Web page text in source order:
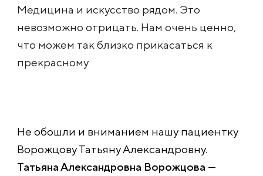
Медицина и искусство рядом. Это
невозможно отрицать. Нам очень ценно,
что можем так близко прикасаться к
прекрасному
Не обошли и вниманием нашу пациентку
Ворожцову Татьяну Александровну.
Татьяна Александровна Ворожцова —